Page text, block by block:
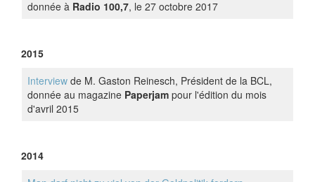
donnée à Radio 100,7, le 27 octobre 2017
2015
Interview de M. Gaston Reinesch, Président de la BCL,
donnée au magazine Paperjam pour l'édition du mois
d'avril 2015
2014